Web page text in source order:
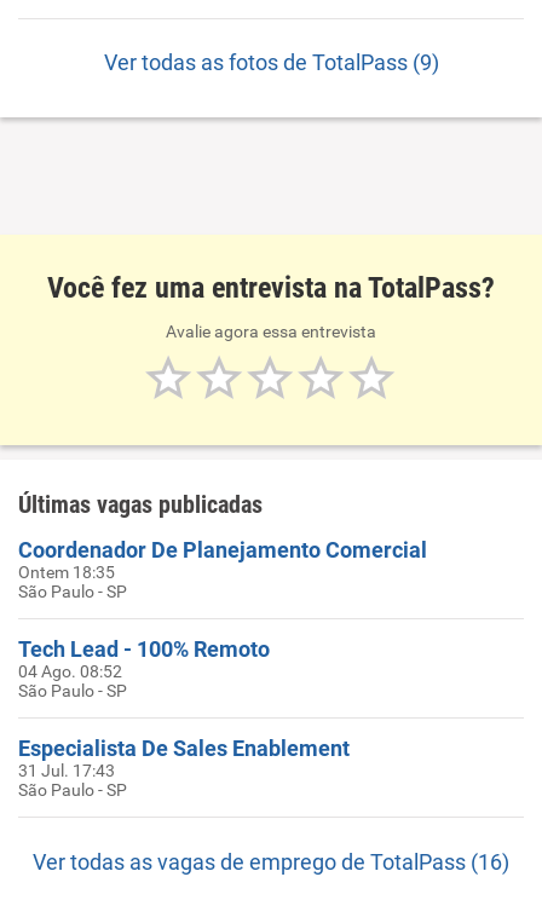
Ver todas as fotos de TotalPass (9)
Você fez uma entrevista na TotalPass?
Avalie agora essa entrevista
Últimas vagas publicadas
Coordenador De Planejamento Comercial
Ontem 18:35
São Paulo - SP
Tech Lead - 100% Remoto
04 Ago. 08:52
São Paulo - SP
Especialista De Sales Enablement
31 Jul. 17:43
São Paulo - SP
Ver todas as vagas de emprego de TotalPass (16)